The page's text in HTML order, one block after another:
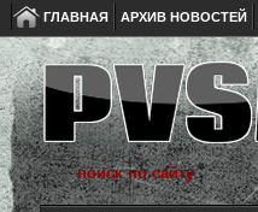
ГЛАВНАЯ АРХИВ НОВОСТЕЙ